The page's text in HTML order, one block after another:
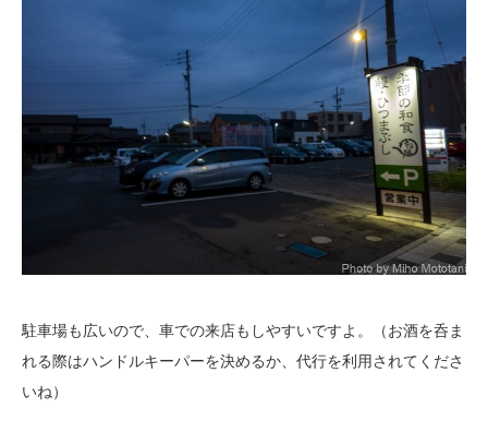
駐車場も広いので、車での来店もしやすいですよ。（お酒を呑ま
れる際はハンドルキーパーを決めるか、代行を利用されてくださ
いね）